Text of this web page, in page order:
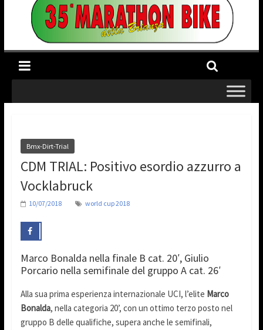
Bmx-Dirt-Trial
CDM TRIAL: Positivo esordio azzurro a
Vocklabruck
10/07/2018 world cup 2018
Marco Bonalda nella finale B cat. 20′, Giulio
Porcario nella semifinale del gruppo A cat. 26′
Alla sua prima esperienza internazionale UCI, l’elite Marco
Bonalda, nella categoria 20’, con un ottimo terzo posto nel
gruppo B delle qualifiche, supera anche le semifinali,